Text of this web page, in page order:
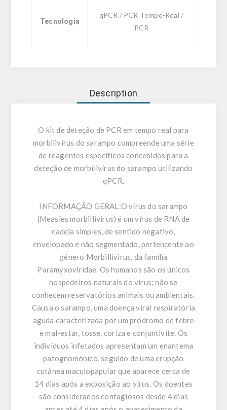
Tecnologia
qPCR / PCR Tempo-Real /
PCR
Description
O kit de deteção de PCR em tempo real para
morbilivírus do sarampo compreende uma série
de reagentes específicos concebidos para a
deteção de morbilivírus do sarampo utilizando
qPCR.
INFORMAÇÃO GERAL:O vírus do sarampo
(Measles morbillivirus) é um vírus de RNA de
cadeia simples, de sentido negativo,
envelopado e não segmentado, pertencente ao
género Morbillivirus, da família
Paramyxoviridae. Os humanos são os únicos
hospedeiros naturais do vírus; não se
conhecem reservatórios animais ou ambientais.
Causa o sarampo, uma doença viral respiratória
aguda caracterizada por um pródromo de febre
e mal-estar, tosse, coriza e conjuntivite. Os
indivíduos infetados apresentam um enantema
patognomónico, seguido de uma erupção
cutânea maculopapular que aparece cerca de
14 dias após a exposição ao vírus. Os doentes
são considerados contagiosos desde 4 dias